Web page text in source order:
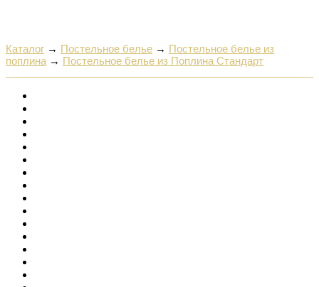
Каталог → Постельное белье → Постельное белье из
поплина → Постельное белье из Поплина Стандарт